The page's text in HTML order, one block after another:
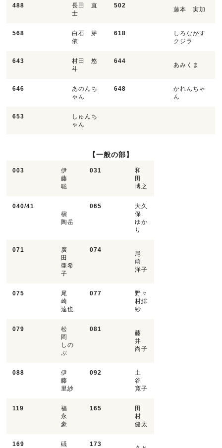
488
長田 直
士
502
藤本 実加
568
白石 芽
依
618
しろながす
クジラ
643
村田 悠
斗
644
あみくま
646
あのんち
ゃん
648
かれんちゃ
ん
653
しゅんち
ゃん
【一般の部】
003
伊
藤
聡
031
和
田
博之
040/41
槇
陶岳
065
大久
保
ゆか
り
071
廣
田
亜希
子
074
尾
﨑
洋子
075
尾
崎
達也
077
野々
村緋
紗
079
松
岡
しの
ぶ
081
藤
井
尚子
088
伊
藤
里紗
092
土
谷
寛子
119
福
永
豪
165
田
村
健太
169
礒
173